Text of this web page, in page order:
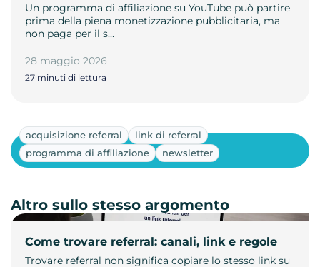
Un programma di affiliazione su YouTube può partire
prima della piena monetizzazione pubblicitaria, ma
non paga per il s…
28 maggio 2026
27 minuti di lettura
acquisizione referral
link di referral
programma di affiliazione
newsletter
Come trovare referral: canali, link e regole
Trovare referral non significa copiare lo stesso link su
Mostra altri
Altro sullo stesso argomento